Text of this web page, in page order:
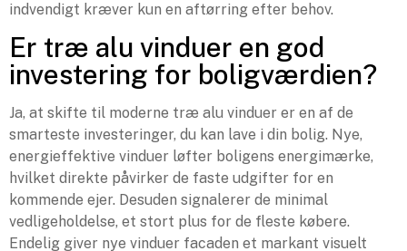
indvendigt kræver kun en aftørring efter behov.
Er træ alu vinduer en god
investering for boligværdien?
Ja, at skifte til moderne træ alu vinduer er en af de
smarteste investeringer, du kan lave i din bolig. Nye,
energieffektive vinduer løfter boligens energimærke,
hvilket direkte påvirker de faste udgifter for en
kommende ejer. Desuden signalerer de minimal
vedligeholdelse, et stort plus for de fleste købere.
Endelig giver nye vinduer facaden et markant visuelt